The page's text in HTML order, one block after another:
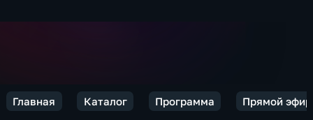
Главная Каталог Программа Прямой эфир